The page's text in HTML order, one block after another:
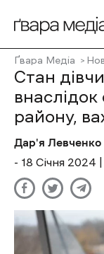
Ґвара Медіа
Стан
внаслідок
району,
Дар'я Левченко
- 18 Січня 2024